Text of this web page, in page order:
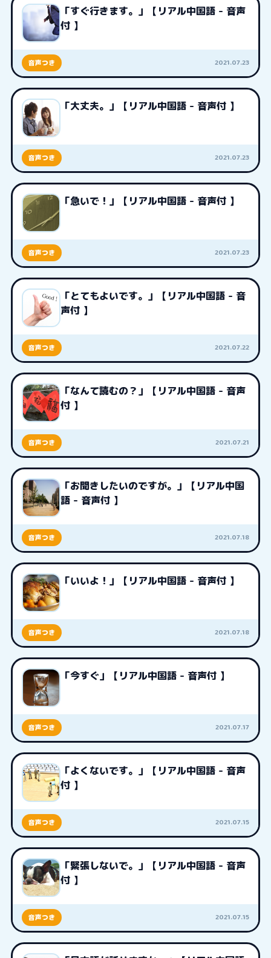
「すぐ行きます。」【リアル中国語 - 音声
付 】
音声つき 2021.07.23
「大丈夫。」【リアル中国語 - 音声付 】
音声つき 2021.07.23
「急いで！」【リアル中国語 - 音声付 】
音声つき 2021.07.23
「とてもよいです。」【リアル中国語 - 音
声付 】
音声つき 2021.07.22
「なんて読むの？」【リアル中国語 - 音声
付 】
音声つき 2021.07.21
「お聞きしたいのですが。」【リアル中国
語 - 音声付 】
音声つき 2021.07.18
「いいよ！」【リアル中国語 - 音声付 】
音声つき 2021.07.18
「今すぐ」【リアル中国語 - 音声付 】
音声つき 2021.07.17
「よくないです。」【リアル中国語 - 音声
付 】
音声つき 2021.07.15
「緊張しないで。」【リアル中国語 - 音声
付 】
音声つき 2021.07.15